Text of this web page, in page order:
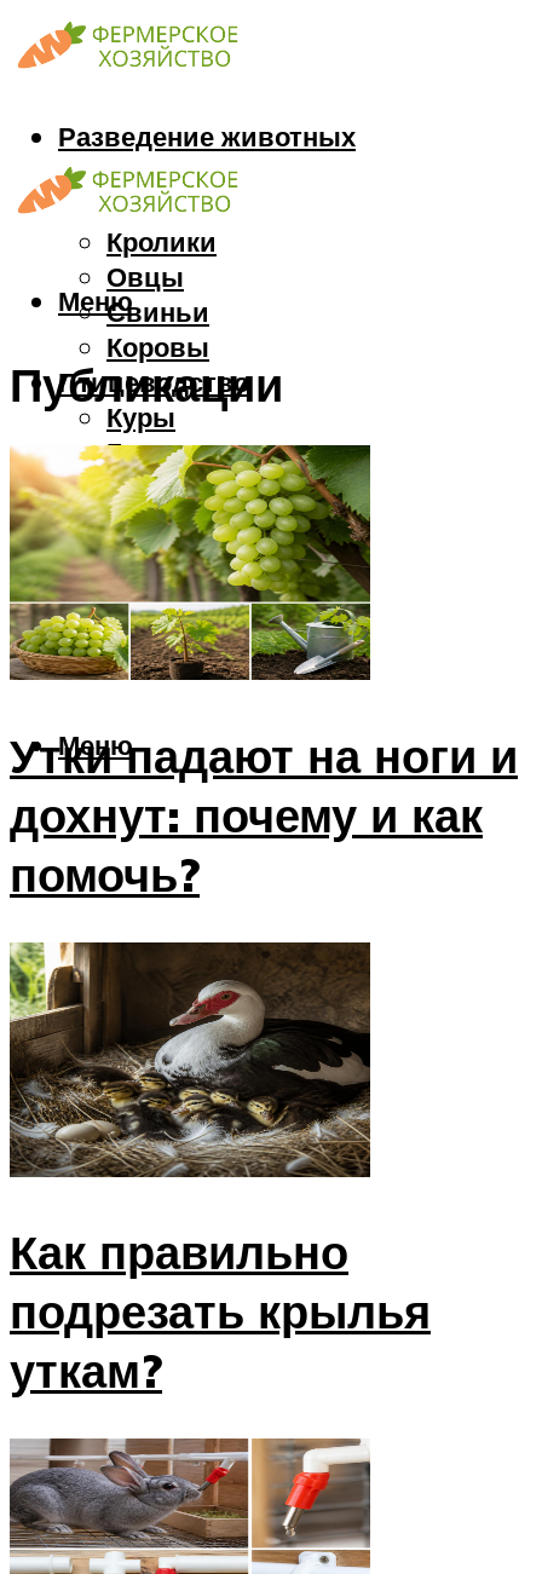
Разведение животных
Козы
Кони
Кролики
Овцы
Свиньи
Коровы
Птицеводство
Куры
Гуси
Индюки
Перепела
Утки
Техника
Комбайны
Тракторы
Меню
Меню
Публикации
Утки падают на ноги и
дохнут: почему и как
помочь?
Как правильно
подрезать крылья
уткам?